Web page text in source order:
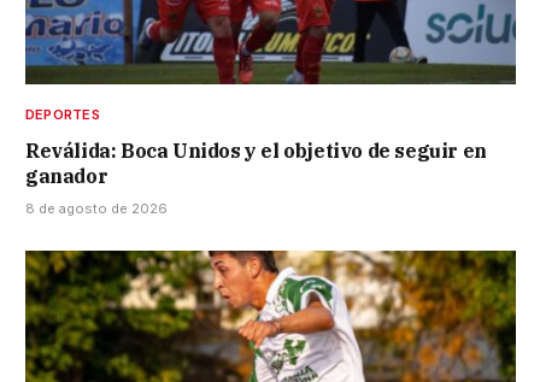
DEPORTES
Reválida: Boca Unidos y el objetivo de seguir en
ganador
8 de agosto de 2026